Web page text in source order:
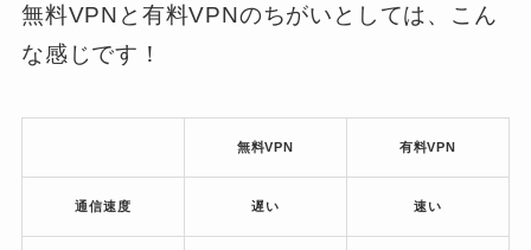
無料VPNと有料VPNのちがいとしては、こん
な感じです！
無料VPN 有料VPN
通信速度 遅い 速い